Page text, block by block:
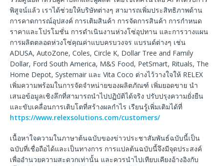
พิสูจน์แล้ว เราได้ช่วยให้บริษัทต่างๆ สามารถเพิ่มประสิทธิภาพด้าน
การคาดการณ์อุปสงค์ การเติมสินค้า การจัดการสินค้า การกำหนด
ราคาและโปรโมชั่น การดำเนินงานห่วงโซ่อุปทาน และการวางแผน
การผลิตตลอดห่วงโซ่คุณค่าแบบครบวงจร แบรนด์ต่างๆ เช่น
ADUSA, AutoZone, Coles, Circle K, Dollar Tree and Family
Dollar, Ford South America, M&S Food, PetSmart, Rituals, The
Home Depot, Systemair และ Vita Coco ต่างไว้วางใจให้ RELEX
เพิ่มความพร้อมในการจัดจำหน่ายของผลิตภัณฑ์ เพิ่มยอดขาย นำ
เสนอข้อมูลเชิงลึกที่สามารถนำไปปฏิบัติได้จริง ปรับปรุงความยั่งยืน
และขับเคลื่อนการเติบโตที่สร้างผลกำไร เรียนรู้เพิ่มเติมได้ที่
https://www.relexsolutions.com/customers/
เนื้อหาใจความในภาษาต้นฉบับของข่าวประชาสัมพันธ์ฉบับนี้เป็น
ฉบับที่เชื่อถือได้และเป็นทางการ การแปลต้นฉบับนี้จึงมีจุดประสงค์
เพื่ออำนวยความสะดวกเท่านั้น และควรนำไปเทียบเคียงอ้างอิงกับ